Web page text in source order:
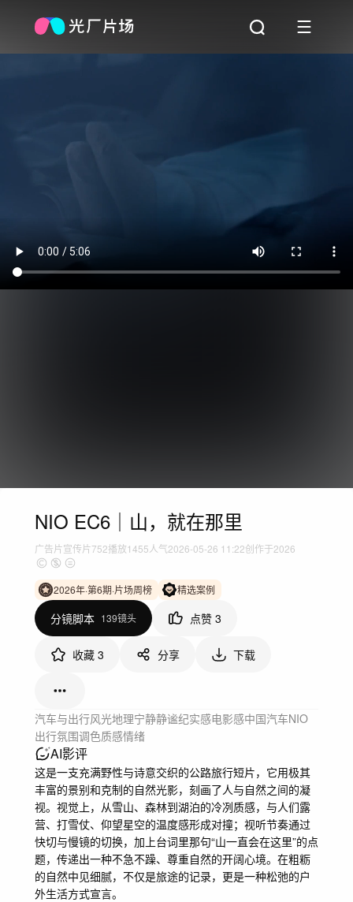
NIO EC6｜山，就在那里
广告片宣传片752播放1455人气2026-05-26 11:22创作于2026
2026年·第6期·片场周榜 精选案例
分镜脚本 139镜头 点赞 3
收藏 3 分享 下载
汽车与出行风光地理宁静静谧纪实感电影感中国汽车NIO
出行氛围调色质感情绪
AI影评
这是一支充满野性与诗意交织的公路旅行短片，它用极其
丰富的景别和克制的自然光影，刻画了人与自然之间的凝
视。视觉上，从雪山、森林到湖泊的冷冽质感，与人们露
营、打雪仗、仰望星空的温度感形成对撞；视听节奏通过
快切与慢镜的切换，加上台词里那句“山一直会在这里”的点
题，传递出一种不急不躁、尊重自然的开阔心境。在粗粝
的自然中见细腻，不仅是旅途的记录，更是一种松弛的户
外生活方式宣言。